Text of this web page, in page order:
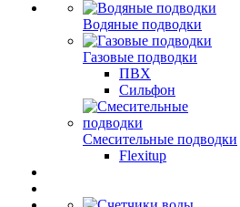
Водяные подводки
Газовые подводки
ПВХ
Сильфон
Смесительные подводки
Flexitup